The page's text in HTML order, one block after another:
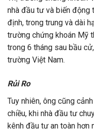
nhà đầu tư và biến động
định, trong trung và dài
trường chứng khoán Mỹ
trong 6 tháng sau bầu
trường Việt Nam.
Rủi Ro
Tuy nhiên, ông cũng
chiều, khi nhà đầu tư
kênh đầu tư an toàn hơn